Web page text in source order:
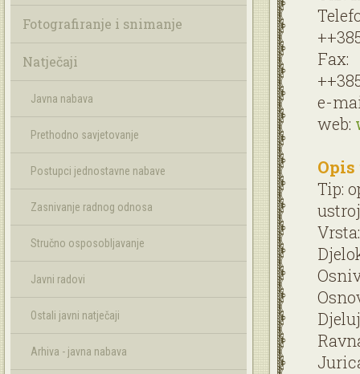
Fotografiranje i snimanje
Natječaji
Javna nabava
Prethodno savjetovanje
Postupci jednostavne nabave
Zasnivanje radnog odnosa
Stručno osposobljavanje
Javni radovi
Ostali javni natječaji
Arhiva - javna nabava
Fax:
e-
web:
Opis
Tip: